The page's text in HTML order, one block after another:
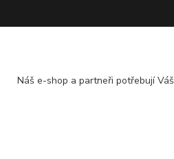
Náš e-shop a partneři potřebují Váš